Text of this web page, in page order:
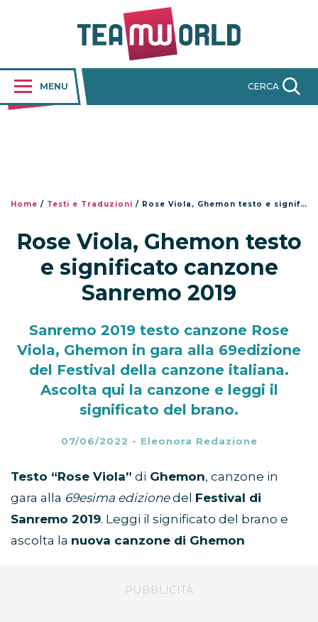
MENU CERCA
Home / Testi e Traduzioni / Rose Viola, Ghemon testo e significato canzone Sanremo 2019
Rose Viola, Ghemon testo
e significato canzone
Sanremo 2019
Sanremo 2019 testo canzone Rose
Viola, Ghemon in gara alla 69edizione
del Festival della canzone italiana.
Ascolta qui la canzone e leggi il
significato del brano.
07/06/2022 - Eleonora Redazione
Testo “Rose Viola” di Ghemon, canzone in
gara alla 69esima edizionedel Festival di
Sanremo 2019. Leggi il significato del brano e
ascolta la nuova canzone di Ghemon